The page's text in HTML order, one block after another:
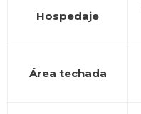
Hospedaje
Área techada